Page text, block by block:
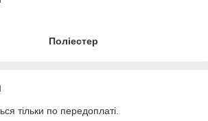
Поліестер
тільки по передоплаті.